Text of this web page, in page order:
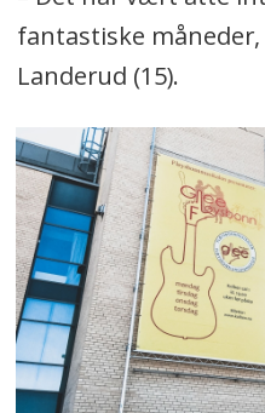
fantastiske
Landerud (15).